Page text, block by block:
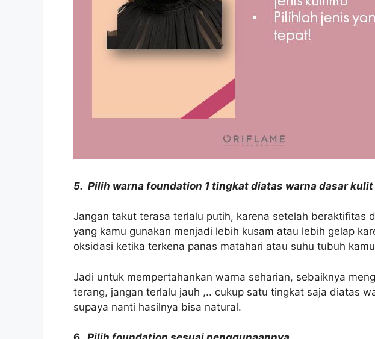
5. Pilih warna foundation 1 tingkat diatas warna dasar kulit
Jangan takut terasa terlalu putih, karena setelah beraktifitas
yang kamu gunakan menjadi lebih kusam atau lebih gelap
oksidasi ketika terkena panas matahari atau suhu tubuh
Jadi untuk mempertahankan warna seharian, sebaiknya
terang, jangan terlalu jauh ,.. cukup satu tingkat saja diatas
supaya nanti hasilnya bisa natural.